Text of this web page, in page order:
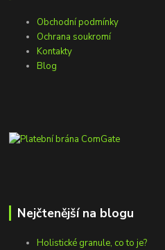
Obchodní podmínky
Ochrana soukromí
Kontakty
Blog
Nejčtenější na blogu
Holistické granule, co to je?